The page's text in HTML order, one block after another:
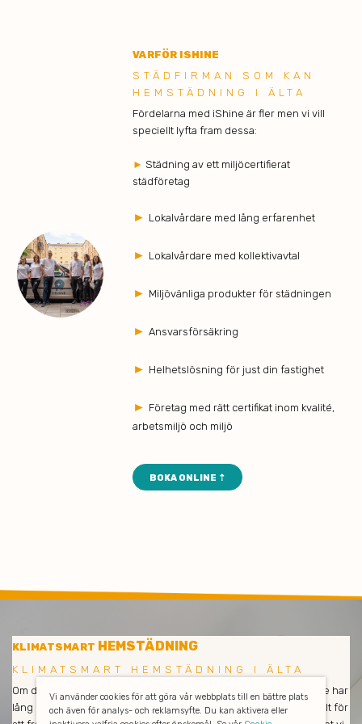
VARFÖR ISHINE
STÄDFIRMAN SOM KAN
HEMSTÄDNING I ÄLTA
Fördelarna med iShine är fler men vi vill
speciellt lyfta fram dessa:
► Städning av ett miljöcertifierat
städföretag
► Lokalvårdare med lång erfarenhet
► Lokalvårdare med kollektivavtal
► Miljövänliga produkter för städningen
►Ansvarsförsäkring
► Helhetslösning för just din fastighet
► Företag med rätt certifikat inom kvalité,
arbetsmiljö och miljö
BOKA ONLINE ⇡
KLIMATSMART HEMSTÄDNING
KLIMATSMART HEMSTÄDNING I ÄLTA
Om du är nöjd så är vi också nöjda! Våra medarbetare och städare har
lång erfarenhet och städar enbart med miljövänliga produkter. Allt för
Vi använder cookies för att göra vår webbplats till en bättre plats
och även för analys- och reklamsyfte. Du kan aktivera eller